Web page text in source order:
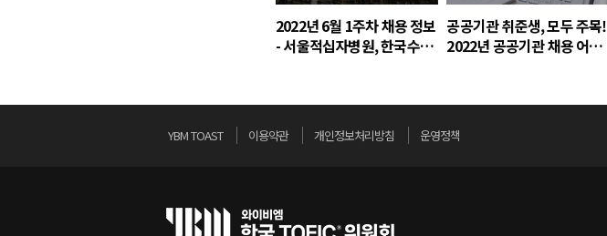
2022년 6월 1주차 채용 정보
- 서울적십자병원, 한국수력
공공기관 취준생, 모두 주목!
2022년 공공기관 채용 어학
YBM TOAST 이용약관 개인정보처리방침 운영정책